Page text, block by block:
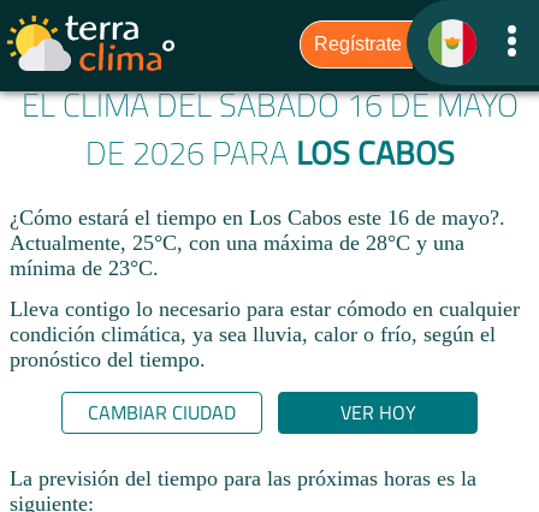
EL CLIMA DEL SÁBADO 16 DE MAYO
DE 2026 PARA LOS CABOS
¿Cómo estará el tiempo en Los Cabos este 16 de mayo?.
Actualmente, 25°C, con una máxima de 28°C y una
mínima de 23°C.
Lleva contigo lo necesario para estar cómodo en cualquier
condición climática, ya sea lluvia, calor o frío, según el
pronóstico del tiempo.
CAMBIAR CIUDAD VER HOY
La previsión del tiempo para las próximas horas es la
siguiente: